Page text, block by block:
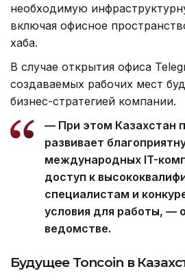
необходимую
включая офисное
хаба.
В случае открытия офиса
создаваемых рабочих мест
бизнес-стратегией компании.
— При этом Казахстан
развивает
международных IT-
доступ к
специалистам и
условия для работы, —
ведомстве.
Будущее Toncoin в